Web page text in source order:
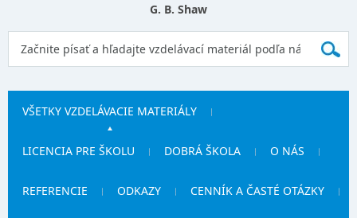
G. B. Shaw
VŠETKY VZDELÁVACIE MATERIÁLY
LICENCIA PRE ŠKOLU DOBRÁ ŠKOLA O NÁS
REFERENCIE ODKAZY CENNÍK A ČASTÉ OTÁZKY